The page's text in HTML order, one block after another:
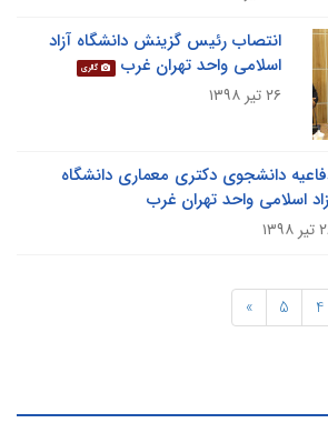
انتصاب رئیس گزینش دانشگاه آزاد
اسلامی واحد تهران غرب
گالری
دانشجوی دکتری معماری دانشگاه
اسلامی واحد تهران غرب